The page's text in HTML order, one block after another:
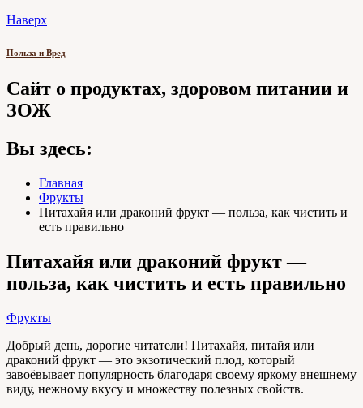
Наверх
Польза и Вред
Сайт о продуктах, здоровом питании и
ЗОЖ
Вы здесь:
Главная
Фрукты
Питахайя или драконий фрукт — польза, как чистить и
есть правильно
Питахайя или драконий фрукт —
польза, как чистить и есть правильно
Фрукты
Добрый день, дорогие читатели! Питахайя, питайя или
драконий фрукт — это экзотический плод, который
завоёвывает популярность благодаря своему яркому внешнему
виду, нежному вкусу и множеству полезных свойств.